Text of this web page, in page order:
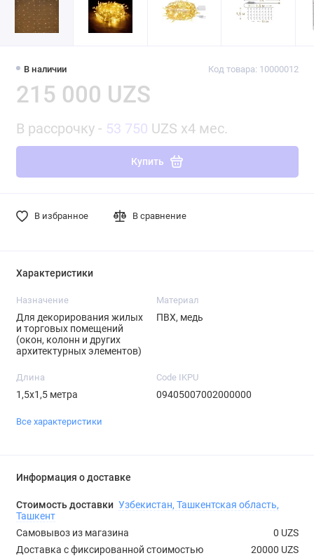
В наличии Код товара: 10000012
215 000 UZS
В рассрочку - 53 750 UZS x4 мес.
Купить
В избранное В сравнение
Характеристики
Назначение
Для декорирования жилых
и торговых помещений
(окон, колонн и других
архитектурных элементов)
Материал
ПВХ, медь
Длина
1,5х1,5 метра
Code IKPU
09405007002000000
Все характеристики
Информация о доставке
Стоимость доставки Узбекистан, Ташкентская область,
Ташкент
Самовывоз из магазина
0 UZS
Доставка с фиксированной стоимостью
20000 UZS